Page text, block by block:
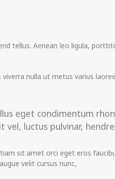
tellus. Aenean leo ligula,
nulla ut metus varius
eget condimentum
vel, luctus pulvinar,
sit amet orci eget eros
velit cursus nunc,